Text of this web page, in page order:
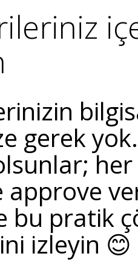
gerek
olsunlar;
bu pratik
izleyin 😊